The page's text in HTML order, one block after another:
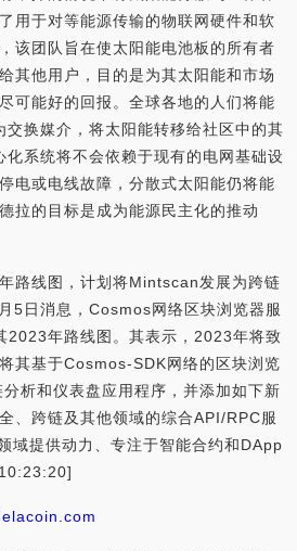
用于对等能源传输的物联网硬件和软
该团队旨在使太阳能电池板的所有者
其他用户，目的是为其太阳能和市场
可能好的回报。全球各地的人们将能
换媒介，将太阳能转移给社区中的其
系统将不会依赖于现有的电网基础设
电或电线故障，分散式太阳能仍将能
拉的目标是成为能源民主化的推动
路线图，计划将Mintscan发展为跨链
5日消息，Cosmos网络区块浏览器服
年路线图。其表示，2023年将致
其基于Cosmos-SDK网络的区块浏览
析和仪表盘应用程序，并添加如下新
、跨链及其他领域的综合API/RPC服
域提供动力、专注于智能合约和DApp